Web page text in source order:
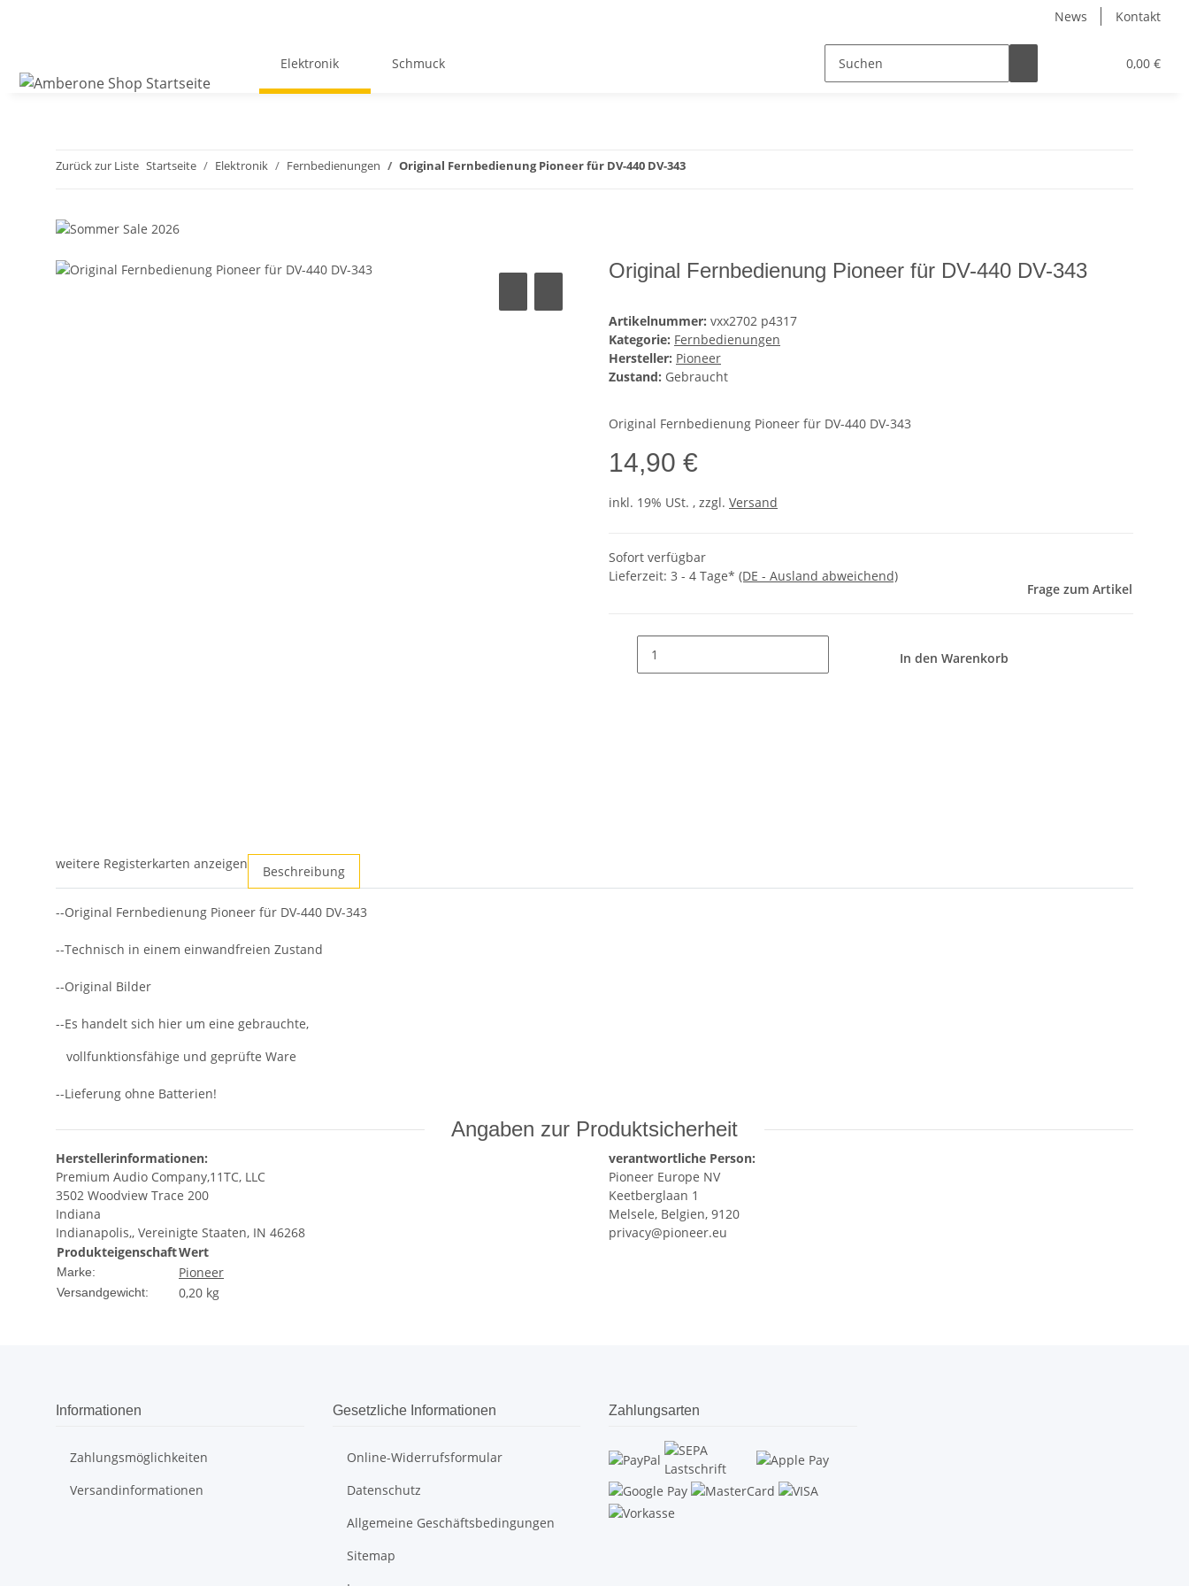
News Kontakt
0,00 €
Elektronik Schmuck
Zurück zur Liste Startseite Elektronik Fernbedienungen Original Fernbedienung Pioneer für DV-440 DV-343
Original Fernbedienung Pioneer für DV-440 DV-343
Artikelnummer: vxx2702 p4317
Kategorie: Fernbedienungen
Hersteller: Pioneer
Zustand: Gebraucht
Original Fernbedienung Pioneer für DV-440 DV-343
14,90 €
inkl. 19% USt. , zzgl. Versand
Sofort verfügbar
Lieferzeit: 3 - 4 Tage* (DE - Ausland abweichend)
Frage zum Artikel
In den Warenkorb
weitere Registerkarten anzeigen Beschreibung
--Original Fernbedienung Pioneer für DV-440 DV-343
--Technisch in einem einwandfreien Zustand
--Original Bilder
--Es handelt sich hier um eine gebrauchte,
vollfunktionsfähige und geprüfte Ware
--Lieferung ohne Batterien!
Angaben zur Produktsicherheit
Herstellerinformationen:
Premium Audio Company,11TC, LLC
3502 Woodview Trace 200
Indiana
Indianapolis,, Vereinigte Staaten, IN 46268
verantwortliche Person:
Pioneer Europe NV
Keetberglaan 1
Melsele, Belgien, 9120
privacy@pioneer.eu
ProdukteigenschaftWert
Marke: Pioneer
Versandgewicht: 0,20 kg
Informationen
Zahlungsmöglichkeiten
Versandinformationen
Gesetzliche Informationen
Online-Widerrufsformular
Datenschutz
Allgemeine Geschäftsbedingungen
Sitemap
Zahlungsarten